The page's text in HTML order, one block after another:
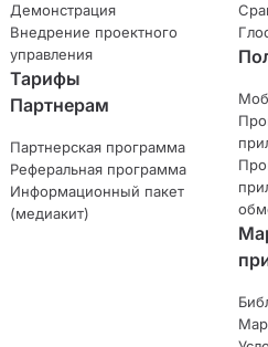
Демонстрация
Внедрение проектного
управления
Тарифы
Партнерам
Партнерская программа
Реферальная программа
Информационный пакет
(медиакит)